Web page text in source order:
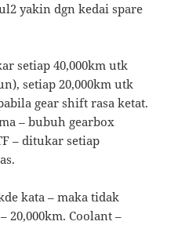
yakin dgn kedai spare
setiap 40,000km utk
setiap 20,000km utk
gear shift rasa ketat.
– bubuh gearbox
– ditukar setiap
kata – maka tidak
20,000km. Coolant –